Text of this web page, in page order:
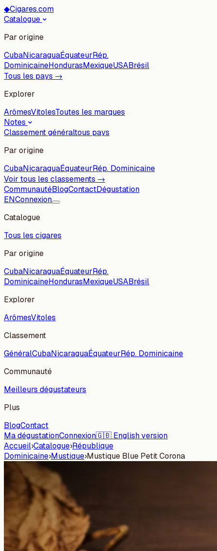
◆Cigares.com
Catalogue
Par origine
CubaNicaraguaÉquateurRép.
DominicaineHondurasMexiqueUSABrésil
Tous les pays →
Explorer
ArômesVitolesToutes les marques
Notes
Classement généraltous pays
Par origine
CubaNicaraguaÉquateurRép. Dominicaine
Voir tous les classements →
CommunautéBlogContactDégustation
ENConnexion
Catalogue
Tous les cigares
Par origine
CubaNicaraguaÉquateurRép.
DominicaineHondurasMexiqueUSABrésil
Explorer
ArômesVitoles
Classement
GénéralCubaNicaraguaÉquateurRép. Dominicaine
Communauté
Meilleurs dégustateurs
Plus
BlogContact
Ma dégustationConnexion🇬🇧 English version
Accueil›Catalogue›République
Dominicaine›Mustique›Mustique Blue Petit Corona